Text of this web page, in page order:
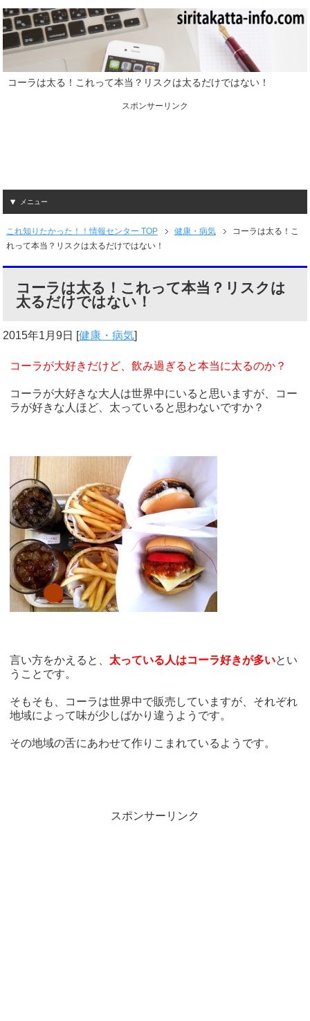
コーラは太る！これって本当？リスクは太るだけではない！
スポンサーリンク
メニュー
これ知りたかった！！情報センター TOP 健康・病気
コーラは太る！こ
れって本当？リスクは太るだけではない！
コーラは太る！これって本当？リスクは
太るだけではない！
2015年1月9日 [健康・病気]
コーラが大好きだけど、飲み過ぎると本当に太るのか？
コーラが大好きな大人は世界中にいると思いますが、コー
ラが好きな人ほど、太っていると思わないですか？
言い方をかえると、 太っている人はコーラ好きが多いとい
うことです。
そもそも、コーラは世界中で販売していますが、それぞれ
地域によって味が少しばかり違うようです。
その地域の舌にあわせて作りこまれているようです。
スポンサーリンク